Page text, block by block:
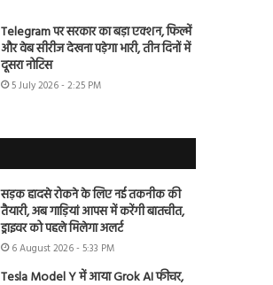
Telegram पर सरकार का बड़ा एक्शन, फिल्में
और वेब सीरीज देखना पड़ेगा भारी, तीन दिनों में
दूसरा नोटिस
5 July 2026 - 2:25 PM
सड़क हादसे रोकने के लिए नई तकनीक की
तैयारी, अब गाड़ियां आपस में करेंगी बातचीत,
ड्राइवर को पहले मिलेगा अलर्ट
6 August 2026 - 5:33 PM
Tesla Model Y में आया Grok AI फीचर,